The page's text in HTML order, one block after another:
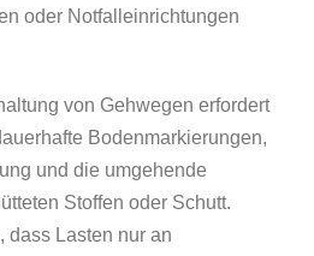
oder Notfalleinrichtungen
von Gehwegen erfordert
Bodenmarkierungen,
und die umgehende
Stoffen oder Schutt.
dass Lasten nur an